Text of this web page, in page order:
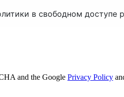
в свободном доступе
and the Google Privacy Policy